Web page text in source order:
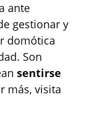
ante
gestionar y
domótica
Son
sentirse
más, visita